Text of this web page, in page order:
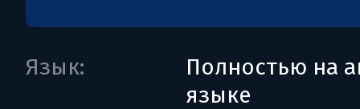
Язык:
Полностью на
языке